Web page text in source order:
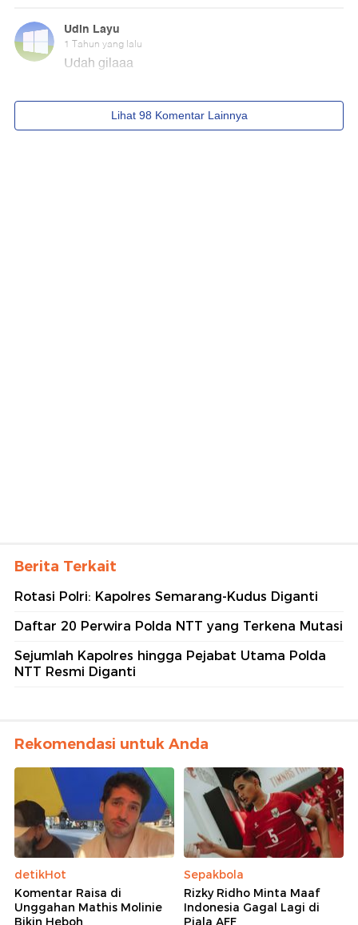
Berita Terkait
Rotasi Polri: Kapolres Semarang-Kudus Diganti
Daftar 20 Perwira Polda NTT yang Terkena Mutasi
Sejumlah Kapolres hingga Pejabat Utama Polda
NTT Resmi Diganti
Rekomendasi untuk Anda
detikHot
Komentar Raisa di
Unggahan Mathis Molinie
Bikin Heboh
Sepakbola
Rizky Ridho Minta Maaf
Indonesia Gagal Lagi di
Piala AFF